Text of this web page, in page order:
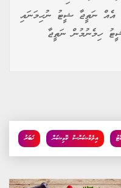
އެއް ނަތީޖާ ޝީޓު ނުހިމަނައި
ހިމެނުމުން ނަތީޖާ
ޚަބަރު އިލެކްޝަންސް ކޮމިޝަން